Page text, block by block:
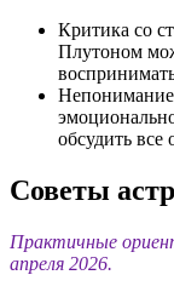
Критика со
Плутоном
обсудить все
Советы
Практичные
апреля 2026.